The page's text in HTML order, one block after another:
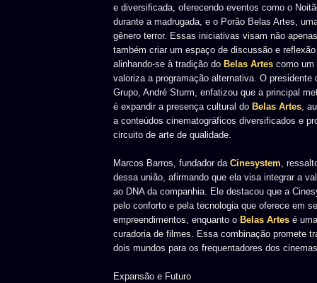
e diversificada, oferecendo eventos como o
durante a madrugada, e o Porão Belas Artes,
gênero terror. Essas iniciativas visam não
também criar um espaço de discussão e
alinhando-se à tradição do Belas Artes como um
valoriza a programação alternativa. O presidente
Grupo, André Sturm, enfatizou que a principal
é expandir a presença cultural do Belas Artes,
a conteúdos cinematográficos diversificados e
circuito de arte de qualidade.
Marcos Barros, fundador da Cinesystem,
dessa união, afirmando que ela visa integrar a
ao DNA da companhia. Ele destacou que a
pelo conforto e pela tecnologia que oferece em
empreendimentos, enquanto o Belas Artes é
curadoria de filmes. Essa combinação promete
dois mundos para os frequentadores dos
Expansão e Futuro